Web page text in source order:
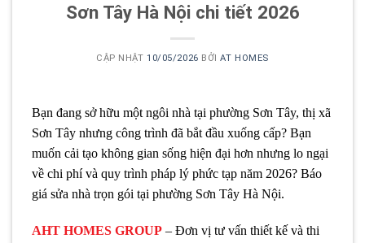
Sơn Tây Hà Nội chi tiết 2026
CẬP NHẬT10/05/2026 BỞIAT HOMES
Bạn đang sở hữu một ngôi nhà tại phường Sơn Tây, thị xã
Sơn Tây nhưng công trình đã bắt đầu xuống cấp? Bạn
muốn cải tạo không gian sống hiện đại hơn nhưng lo ngại
về chi phí và quy trình pháp lý phức tạp năm 2026? Báo
giá sửa nhà trọn gói tại phường Sơn Tây Hà Nội.
AHT HOMES GROUP – Đơn vị tư vấn thiết kế và thi